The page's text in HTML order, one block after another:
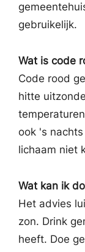
gebruikelijk.
Wat is code
Code rood
hitte
ook 's
lichaam niet
Wat kan ik
Het advies
zon. Drink
heeft. Doe